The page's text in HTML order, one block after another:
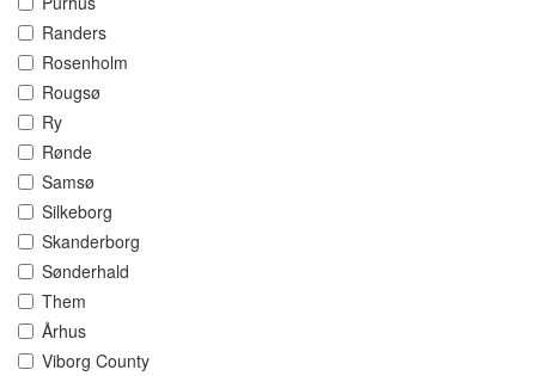
Randers
Rosenholm
Rougsø
Ry
Rønde
Samsø
Silkeborg
Skanderborg
Sønderhald
Them
Århus
Viborg County